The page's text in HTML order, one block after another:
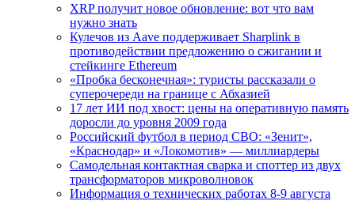
XRP получит новое обновление: вот что вам
нужно знать
Кулечов из Aave поддерживает Sharplink в
противодействии предложению о сжигании и
стейкинге Ethereum
«Пробка бесконечная»: туристы рассказали о
суперочереди на границе с Абхазией
17 лет ИИ под хвост: цены на оперативную память
доросли до уровня 2009 года
Российский футбол в период СВО: «Зенит»,
«Краснодар» и «Локомотив» — миллиардеры
Самодельная контактная сварка и споттер из двух
трансформаторов микроволновок
Информация о технических работах 8-9 августа